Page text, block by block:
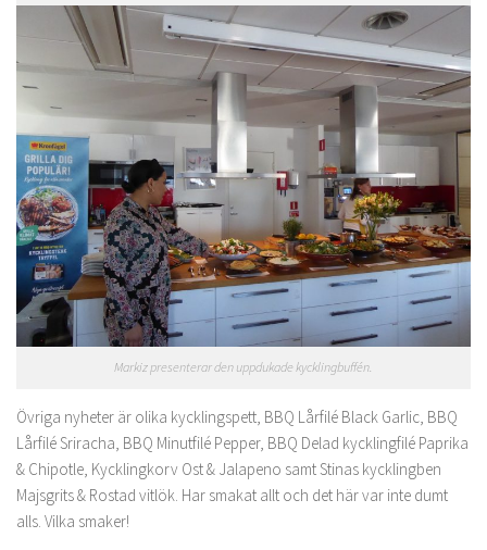
Markiz presenterar den uppdukade kycklingbuffén.
Övriga nyheter är olika kycklingspett, BBQ Lårfilé Black Garlic, BBQ
Lårfilé Sriracha, BBQ Minutfilé Pepper, BBQ Delad kycklingfilé Paprika
& Chipotle, Kycklingkorv Ost & Jalapeno samt Stinas kycklingben
Majsgrits & Rostad vitlök. Har smakat allt och det här var inte dumt
alls. Vilka smaker!